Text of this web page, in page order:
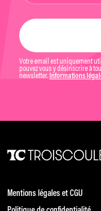
Votre email est uniquement
pouvez vous y désinscrire à
newsletter. Informations
Mentions légales et CGU